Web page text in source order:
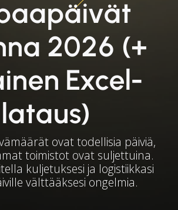
2026 (+
Excel-
lataus)
ovat todellisia päiviä,
toimistot ovat suljettuina.
kuljetuksesi ja logistiikkasi
välttääksesi ongelmia.